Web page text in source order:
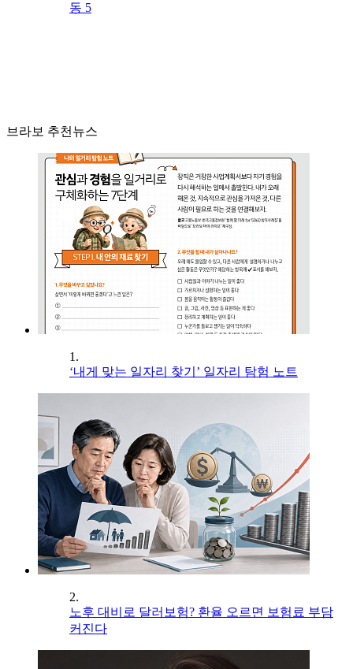
동 5
브라보 추천뉴스
1.
‘내게 맞는 일자리 찾기’ 일자리 탐험 노트
2.
노후 대비로 달러보험? 환율 오르면 보험료 부담
커진다